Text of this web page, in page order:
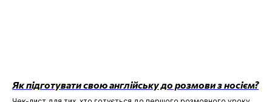
Як підготувати свою англійську до розмови з носієм?